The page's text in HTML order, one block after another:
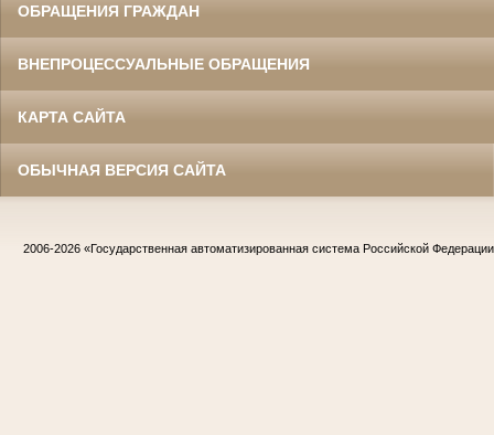
ОБРАЩЕНИЯ ГРАЖДАН
ВНЕПРОЦЕССУАЛЬНЫЕ ОБРАЩЕНИЯ
КАРТА САЙТА
ОБЫЧНАЯ ВЕРСИЯ САЙТА
2006-2026 «Государственная автоматизированная система Российской